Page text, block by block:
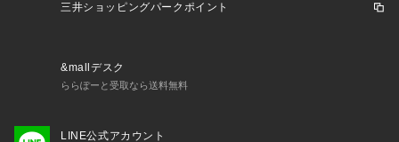
三井ショッピングパークポイント
&mallデスク
ららぽーと受取なら送料無料
LINE公式アカウント